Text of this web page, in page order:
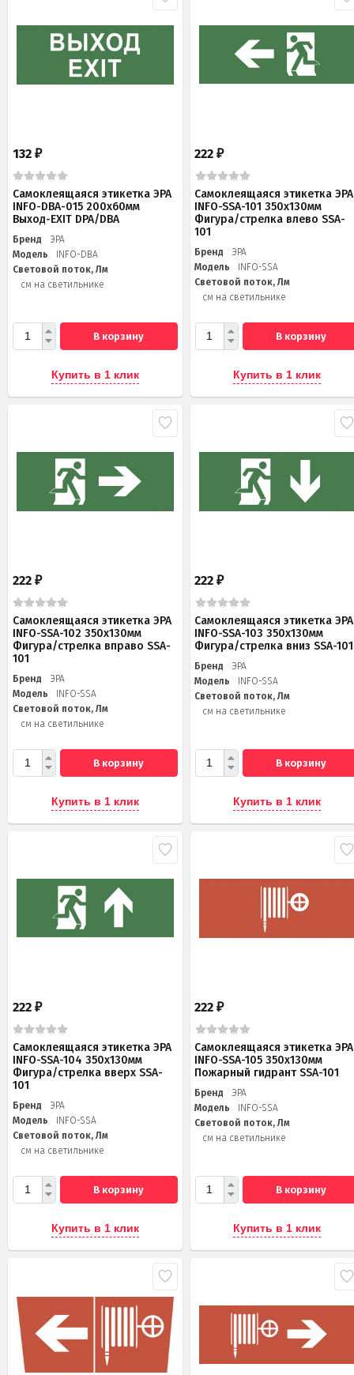
132 ₽
Самоклеящаяся этикетка ЭРА
INFO-DBA-015 200х60мм
Выход-EXIT DPA/DBA
Бренд
ЭРА
Модель
INFO-DBA
Световой поток, Лм
см на светильнике
В корзину
Купить в 1 клик
222₽
Самоклеящаяся этикетка ЭРА
INFO-SSA-101 350х130мм
Фигура/стрелка влево SSA-
101
Бренд
ЭРА
Модель
INFO-SSA
Световой поток, Лм
см на светильнике
В корзину
Купить в 1 клик
222 ₽
Самоклеящаяся этикетка ЭРА
INFO-SSA-102 350х130мм
Фигура/стрелка вправо SSA-
101
Бренд
ЭРА
Модель
INFO-SSA
Световой поток, Лм
см на светильнике
В корзину
Купить в 1 клик
222₽
Самоклеящаяся этикетка ЭРА
INFO-SSA-103 350х130мм
Фигура/стрелка вниз SSA-101
Бренд
ЭРА
Модель
INFO-SSA
Световой поток, Лм
см на светильнике
В корзину
Купить в 1 клик
222 ₽
Самоклеящаяся этикетка ЭРА
INFO-SSA-104 350х130мм
Фигура/стрелка вверх SSA-
101
Бренд
ЭРА
Модель
INFO-SSA
Световой поток, Лм
см на светильнике
В корзину
Купить в 1 клик
222₽
Самоклеящаяся этикетка ЭРА
INFO-SSA-105 350х130мм
Пожарный гидрант SSA-101
Бренд
ЭРА
Модель
INFO-SSA
Световой поток, Лм
см на светильнике
В корзину
Купить в 1 клик